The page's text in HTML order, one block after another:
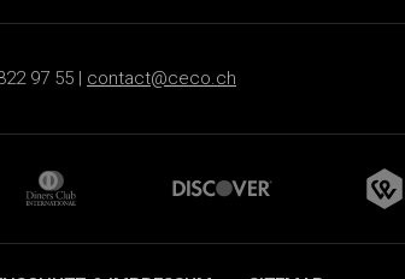
97 55 | contact@ceco.ch